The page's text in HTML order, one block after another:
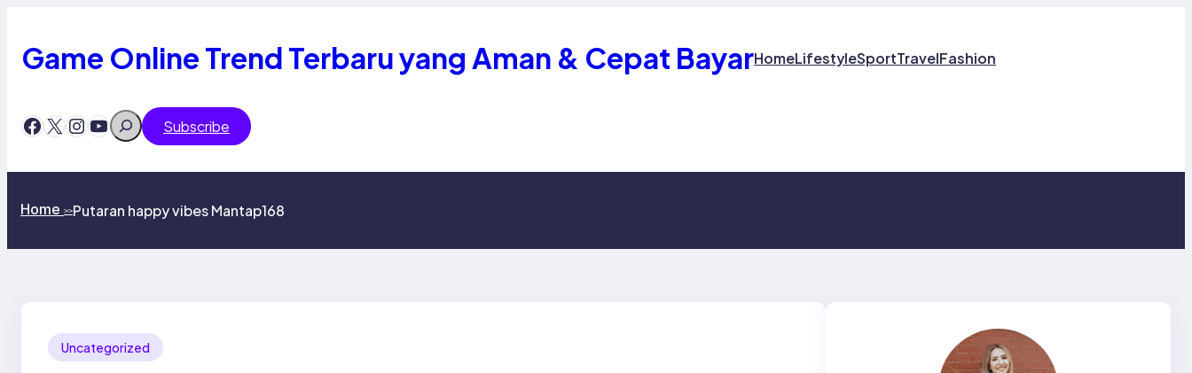
content
Game Online Trend Terbaru yang Aman & Cepat BayarHomeLifestyleSportTravelFashion
Facebook
X Instagram
YouTube
Search Subscribe
Home >>Putaran happy vibes Mantap168
Uncategorized